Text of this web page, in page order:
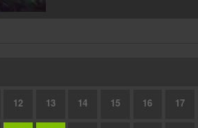
12 13 14 15 16 17